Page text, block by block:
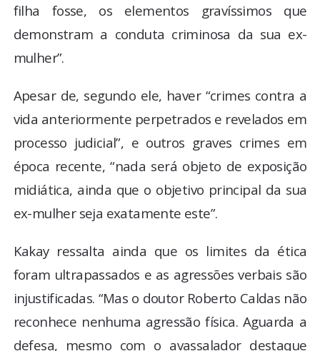
filha fosse, os elementos gravíssimos que
demonstram a conduta criminosa da sua ex-
mulher”.
Apesar de, segundo ele, haver “crimes contra a
vida anteriormente perpetrados e revelados em
processo judicial”, e outros graves crimes em
época recente, “nada será objeto de exposição
midiática, ainda que o objetivo principal da sua
ex-mulher seja exatamente este”.
Kakay ressalta ainda que os limites da ética
foram ultrapassados e as agressões verbais são
injustificadas. “Mas o doutor Roberto Caldas não
reconhece nenhuma agressão física. Aguarda a
defesa, mesmo com o avassalador destaque